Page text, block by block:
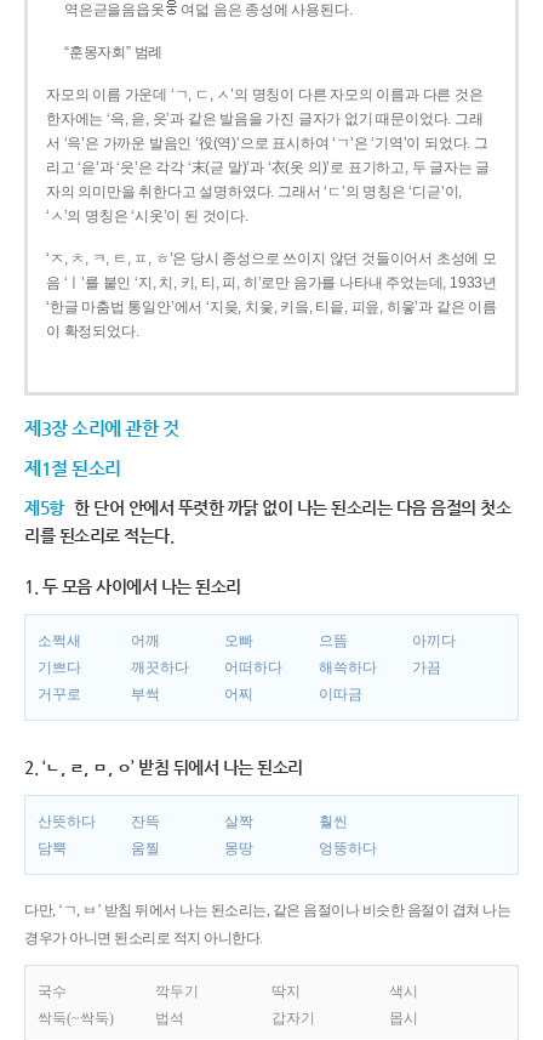
역은귿을음읍옷
여덟 음은 종성에 사용된다.
“훈몽자회” 범례
자모의 이름 가운데 ‘ㄱ, ㄷ, ㅅ’의 명칭이 다른 자모의 이름과 다른 것은
한자에는 ‘윽, 읃, 읏’과 같은 발음을 가진 글자가 없기 때문이었다. 그래
서 ‘윽’은 가까운 발음인 ‘役(역)’으로 표시하여 ‘ㄱ’은 ‘기역’이 되었다. 그
리고 ‘읃’과 ‘읏’은 각각 ‘末(귿 말)’과 ‘衣(옷 의)’로 표기하고, 두 글자는 글
자의 의미만을 취한다고 설명하였다. 그래서 ‘ㄷ’의 명칭은 ‘디귿’이,
‘ㅅ’의 명칭은 ‘시옷’이 된 것이다.
‘ㅈ, ㅊ, ㅋ, ㅌ, ㅍ, ㅎ’은 당시 종성으로 쓰이지 않던 것들이어서 초성에 모
음 ‘ㅣ’를 붙인 ‘지, 치, 키, 티, 피, 히’로만 음가를 나타내 주었는데, 1933년
‘한글 마춤법 통일안’에서 ‘지읒, 치읓, 키읔, 티읕, 피읖, 히읗’과 같은 이름
이 확정되었다.
제3장 소리에 관한 것
제1절 된소리
제5항 한 단어 안에서 뚜렷한 까닭 없이 나는 된소리는 다음 음절의 첫소
리를 된소리로 적는다.
1. 두 모음 사이에서 나는 된소리
소쩍새 어깨 오빠 으뜸
아끼다
기쁘다
깨끗하다 어떠하다 해쓱하다
가끔
거꾸로
부썩 어찌 이따금
2. ‘ㄴ, ㄹ, ㅁ, ㅇ’ 받침 뒤에서 나는 된소리
산뜻하다 잔뜩 살짝
훨씬
담뿍
움찔 몽땅 엉뚱하다
다만, ‘ㄱ, ㅂ’ 받침 뒤에서 나는 된소리는, 같은 음절이나 비슷한 음절이 겹쳐 나는
경우가 아니면 된소리로 적지 아니한다.
국수 깍두기 딱지
색시
싹둑(~싹둑)
법석 갑자기 몹시